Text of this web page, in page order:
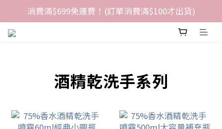
消費滿$699免運費！(訂單消費滿$100才出貨)
酒精乾洗手系列